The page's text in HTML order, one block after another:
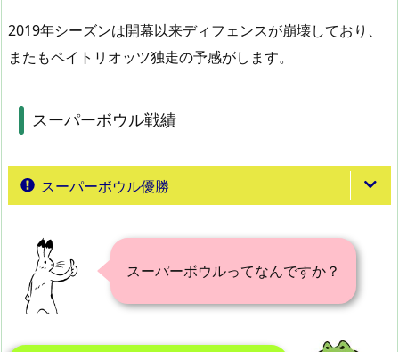
2019年シーズンは開幕以来ディフェンスが崩壊しており、
またもペイトリオッツ独走の予感がします。
スーパーボウル戦績
スーパーボウル優勝
スーパーボウルってなんですか？